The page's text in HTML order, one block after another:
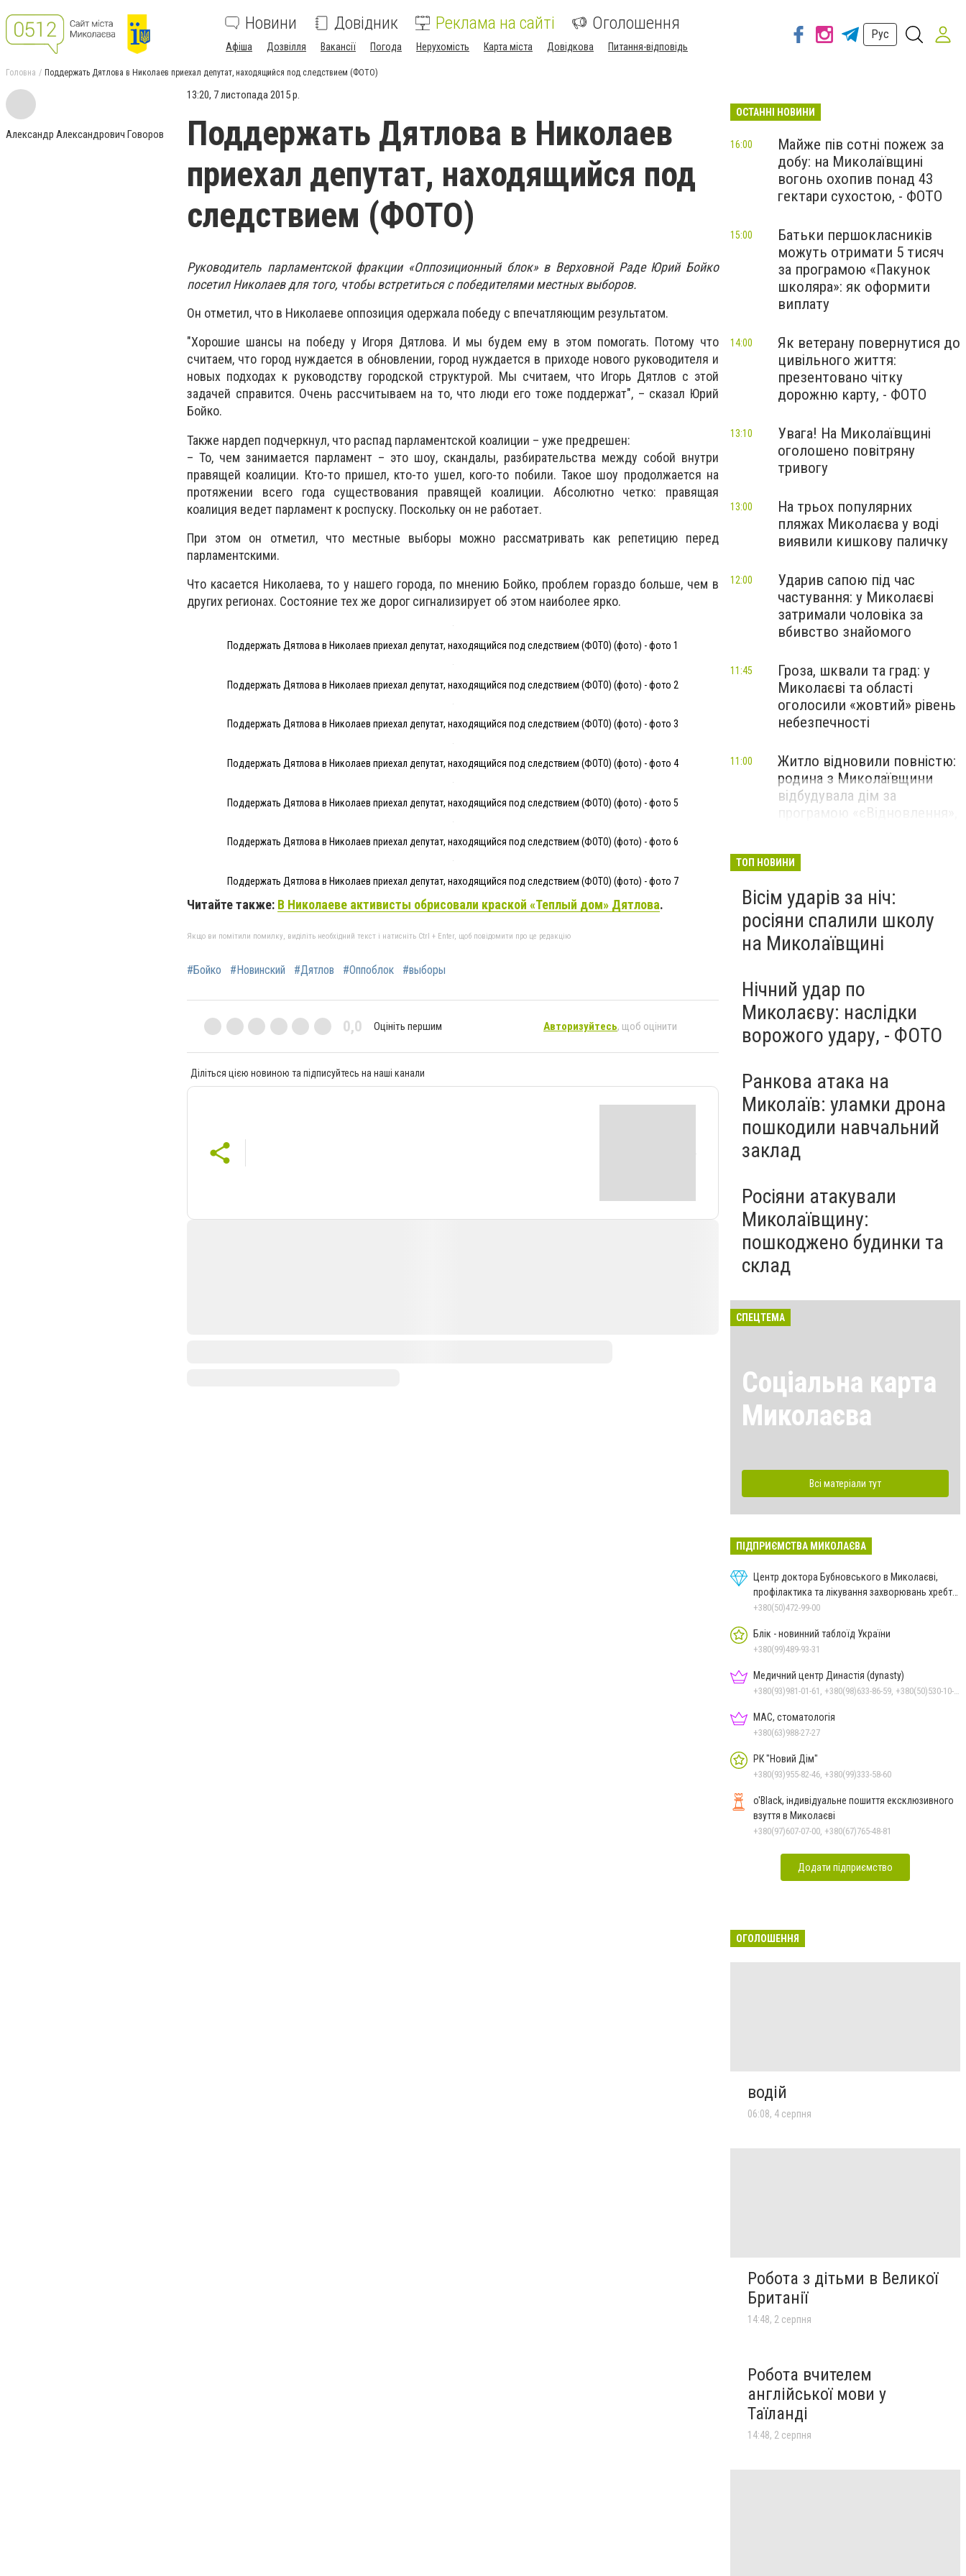
Новини Довідник Реклама на сайті Оголошення
Афіша Дозвілля Вакансії Погода Нерухомість Карта міста Довідкова Питання-відповідь
Рус
Головна Поддержать Дятлова в Николаев приехал депутат, находящийся под следствием (ФОТО)
Александр Александрович Говоров
13:20, 7 листопада 2015 р.
Поддержать Дятлова в Николаев
приехал депутат, находящийся под
следствием (ФОТО)
Руководитель парламентской фракции «Оппозиционный блок» в Верховной Раде Юрий Бойко
посетил Николаев для того, чтобы встретиться с победителями местных выборов.
Он отметил, что в Николаеве оппозиция одержала победу с впечатляющим результатом.
"Хорошие шансы на победу у Игоря Дятлова. И мы будем ему в этом помогать. Потому что
считаем, что город нуждается в обновлении, город нуждается в приходе нового руководителя и
новых подходах к руководству городской структурой. Мы считаем, что Игорь Дятлов с этой
задачей справится. Очень рассчитываем на то, что люди его тоже поддержат", – сказал Юрий
Бойко.
Также нардеп подчеркнул, что распад парламентской коалиции – уже предрешен:
– То, чем занимается парламент – это шоу, скандалы, разбирательства между собой внутри
правящей коалиции. Кто-то пришел, кто-то ушел, кого-то побили. Такое шоу продолжается на
протяжении всего года существования правящей коалиции. Абсолютно четко: правящая
коалиция ведет парламент к роспуску. Поскольку он не работает.
При этом он отметил, что местные выборы можно рассматривать как репетицию перед
парламентскими.
Что касается Николаева, то у нашего города, по мнению Бойко, проблем гораздо больше, чем в
других регионах. Состояние тех же дорог сигнализирует об этом наиболее ярко.
Поддержать Дятлова в Николаев приехал депутат, находящийся под следствием (ФОТО) (фото) - фото 1
Поддержать Дятлова в Николаев приехал депутат, находящийся под следствием (ФОТО) (фото) - фото 2
Поддержать Дятлова в Николаев приехал депутат, находящийся под следствием (ФОТО) (фото) - фото 3
Поддержать Дятлова в Николаев приехал депутат, находящийся под следствием (ФОТО) (фото) - фото 4
Поддержать Дятлова в Николаев приехал депутат, находящийся под следствием (ФОТО) (фото) - фото 5
Поддержать Дятлова в Николаев приехал депутат, находящийся под следствием (ФОТО) (фото) - фото 6
Поддержать Дятлова в Николаев приехал депутат, находящийся под следствием (ФОТО) (фото) - фото 7
Читайте также: В Николаеве активисты обрисовали краской «Теплый дом» Дятлова.
Якщо ви помітили помилку, виділіть необхідний текст і натисніть Ctrl + Enter, щоб повідомити про це редакцію
#Бойко #Новинский #Дятлов #Оппоблок #выборы
0,0 Оцініть першим Авторизуйтесь, щоб оцінити
Діліться цією новиною та підписуйтесь на наші канали
ОСТАННІ НОВИНИ
Майже пів сотні пожеж за
добу: на Миколаївщині
вогонь охопив понад 43
гектари сухостою, - ФОТО
16:00
Батьки першокласників
можуть отримати 5 тисяч
за програмою «Пакунок
школяра»: як оформити
виплату
15:00
Як ветерану повернутися до
цивільного життя:
презентовано чітку
дорожню карту, - ФОТО
14:00
Увага! На Миколаївщині
оголошено повітряну
тривогу
13:10
На трьох популярних
пляжах Миколаєва у воді
виявили кишкову паличку
13:00
Ударив сапою під час
частування: у Миколаєві
затримали чоловіка за
вбивство знайомого
12:00
Гроза, шквали та град: у
Миколаєві та області
оголосили «жовтий» рівень
небезпечності
11:45
Житло відновили повністю:
родина з Миколаївщини
відбудувала дім за
програмою «єВідновлення»,
11:00
ТОП НОВИНИ
Вісім ударів за ніч:
росіяни спалили школу
на Миколаївщині
Нічний удар по
Миколаєву: наслідки
ворожого удару, - ФОТО
Ранкова атака на
Миколаїв: уламки дрона
пошкодили навчальний
заклад
Росіяни атакували
Миколаївщину:
пошкоджено будинки та
склад
СПЕЦТЕМА
Соціальна карта
Миколаєва
Всі матеріали тут
ПІДПРИЄМСТВА МИКОЛАЄВА
Центр доктора Бубновського в Миколаєві,
профілактика та лікування захворювань хребта
і суглобів
+380(50)472-99-00
Блік - новинний таблоїд України
+380(99)489-93-31
Медичний центр Династія (dynasty)
МАС, стоматологія
+380(63)988-27-27
РК "Новий Дім"
+380(93)955-82-46, +380(99)333-58-60
o'Black, індивідуальне пошиття ексклюзивного
взуття в Миколаєві
+380(97)607-07-00, +380(67)765-48-81
Додати підприємство
ОГОЛОШЕННЯ
водій
06:08, 4 серпня
Робота з дітьми в Великої
Британії
14:48, 2 серпня
Робота вчителем
англійської мови у
Таїланді
14:48, 2 серпня